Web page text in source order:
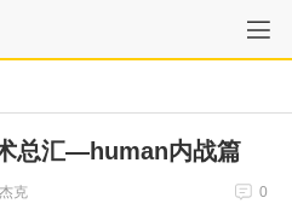
总汇—human内战篇
克 0